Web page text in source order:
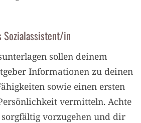
Sozialassistent/in
sollen deinem
Informationen zu deinen
sowie einen ersten
vermitteln. Achte
vorzugehen und dir